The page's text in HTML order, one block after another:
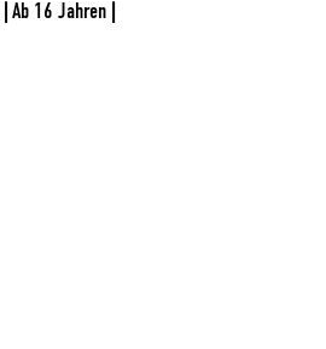
Ab 16 Jahren